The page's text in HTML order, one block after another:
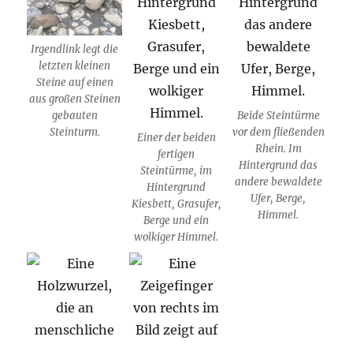
Irgendlink legt die
letzten kleinen
Steine auf einen
aus großen Steinen
gebauten
Steinturm.
Einer der beiden
fertigen
Steintürme, im
Hintergrund
Kiesbett, Grasufer,
Berge und ein
wolkiger Himmel.
Beide Steintürme
vor dem fließenden
Rhein. Im
Hintergrund das
andere bewaldete
Ufer, Berge,
Himmel.